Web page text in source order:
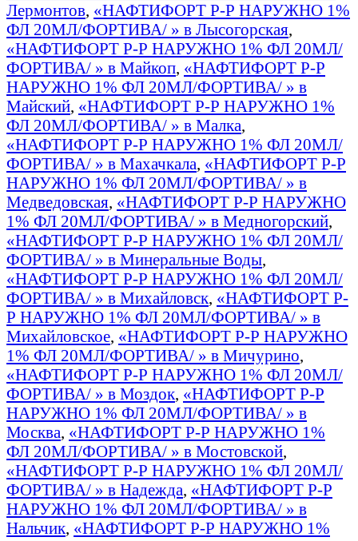
Лермонтов, «НАФТИФОРТ Р-Р НАРУЖНО 1%
ФЛ 20МЛ/ФОРТИВА/ » в Лысогорская,
«НАФТИФОРТ Р-Р НАРУЖНО 1% ФЛ 20МЛ/
ФОРТИВА/ » в Майкоп, «НАФТИФОРТ Р-Р
НАРУЖНО 1% ФЛ 20МЛ/ФОРТИВА/ » в
Майский, «НАФТИФОРТ Р-Р НАРУЖНО 1%
ФЛ 20МЛ/ФОРТИВА/ » в Малка,
«НАФТИФОРТ Р-Р НАРУЖНО 1% ФЛ 20МЛ/
ФОРТИВА/ » в Махачкала, «НАФТИФОРТ Р-Р
НАРУЖНО 1% ФЛ 20МЛ/ФОРТИВА/ » в
Медведовская, «НАФТИФОРТ Р-Р НАРУЖНО
1% ФЛ 20МЛ/ФОРТИВА/ » в Медногорский,
«НАФТИФОРТ Р-Р НАРУЖНО 1% ФЛ 20МЛ/
ФОРТИВА/ » в Минеральные Воды,
«НАФТИФОРТ Р-Р НАРУЖНО 1% ФЛ 20МЛ/
ФОРТИВА/ » в Михайловск, «НАФТИФОРТ Р-
Р НАРУЖНО 1% ФЛ 20МЛ/ФОРТИВА/ » в
Михайловское, «НАФТИФОРТ Р-Р НАРУЖНО
1% ФЛ 20МЛ/ФОРТИВА/ » в Мичурино,
«НАФТИФОРТ Р-Р НАРУЖНО 1% ФЛ 20МЛ/
ФОРТИВА/ » в Моздок, «НАФТИФОРТ Р-Р
НАРУЖНО 1% ФЛ 20МЛ/ФОРТИВА/ » в
Москва, «НАФТИФОРТ Р-Р НАРУЖНО 1%
ФЛ 20МЛ/ФОРТИВА/ » в Мостовской,
«НАФТИФОРТ Р-Р НАРУЖНО 1% ФЛ 20МЛ/
ФОРТИВА/ » в Надежда, «НАФТИФОРТ Р-Р
НАРУЖНО 1% ФЛ 20МЛ/ФОРТИВА/ » в
Нальчик, «НАФТИФОРТ Р-Р НАРУЖНО 1%